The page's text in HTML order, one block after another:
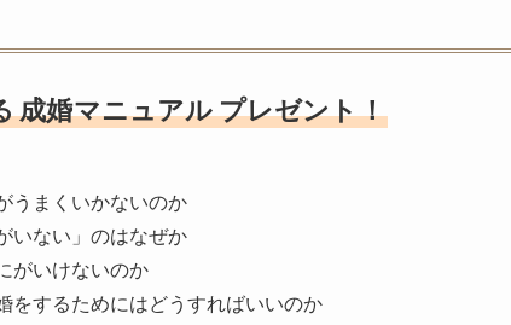
成婚マニュアルプレゼント！
うまくいかないのか
いない」のはなぜか
がいけないのか
をするためにはどうすればいいのか